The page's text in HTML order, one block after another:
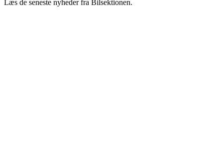
Læs de seneste nyheder fra Bilsektionen.